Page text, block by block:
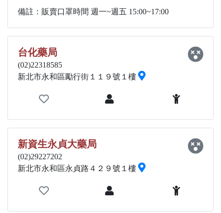
備註：販賣口罩時間 週一~週五 15:00~17:00
台化藥局
(02)22318585
新北市永和區勵行街１１９號１樓
新資生永貞大藥局
(02)29227202
新北市永和區永貞路４２９號１樓